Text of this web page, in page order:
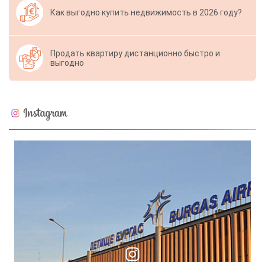
Как выгодно купить недвижимость в 2026 году?
Продать квартиру дистанционно быстро и
выгодно